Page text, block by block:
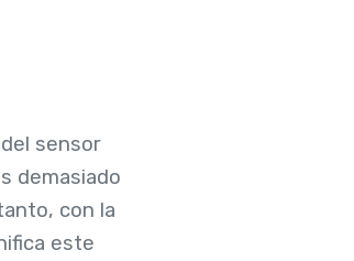
sensor
demasiado
con la
este